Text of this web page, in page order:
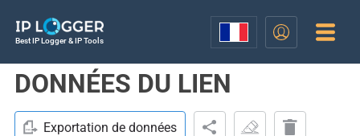
Best IP Logger & IP Tools
DONNÉES DU LIEN
Exportation de données